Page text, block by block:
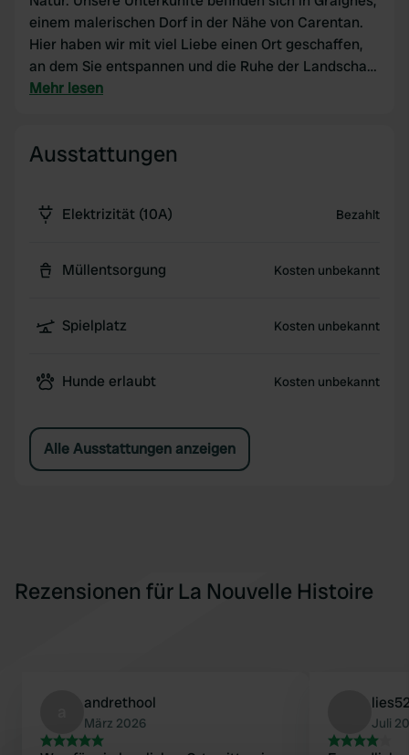
einem malerischen Dorf in der Nähe von Carentan.
Hier haben wir mit viel Liebe einen Ort geschaffen,
an dem Sie entspannen und die Ruhe der Landschaft
genießen können. Bitte beachten Sie: Die
Mehr lesen
Ausstattungen
Elektrizität (10A) Bezahlt
Müllentsorgung Kosten unbekannt
Spielplatz Kosten unbekannt
Hunde erlaubt Kosten unbekannt
Alle Ausstattungen anzeigen
Rezensionen für La Nouvelle Histoire
andrethool
März 2026 Juli